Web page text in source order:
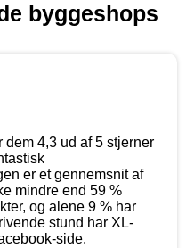
byggeshops
4,3 ud af 5 stjerner
er et gennemsnit af
mindre end 59 %
og alene 9 % har
stund har XL-
side.